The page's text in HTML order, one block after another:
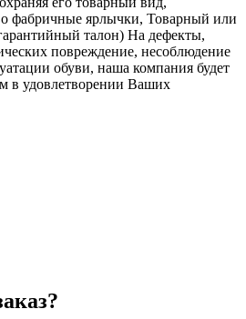
фабричные ярлычки, Товарный или
талон) На дефекты,
повреждение, несоблюдение
обуви, наша компания будет
в удовлетворении Ваших